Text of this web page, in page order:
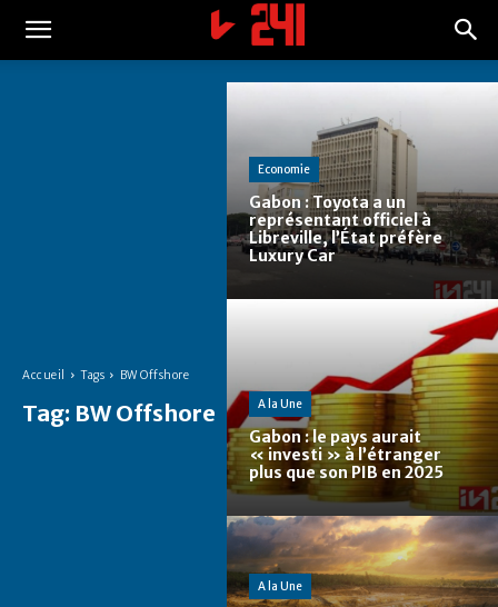
Accueil Tags BW Offshore
Tag: BW Offshore
Economie
Gabon : Toyota a un
représentant officiel à
Libreville, l’État préfère
Luxury Car
A la Une
Gabon : le pays aurait
« investi » à l’étranger
plus que son PIB en 2025
A la Une